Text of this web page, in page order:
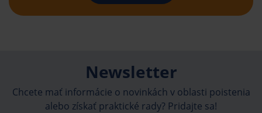
Newsletter
Chcete mať informácie o novinkách v oblasti poistenia
alebo získať praktické rady? Pridajte sa!